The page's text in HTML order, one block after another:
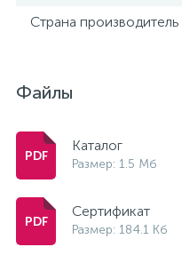
Страна производитель
Файлы
Каталог
Размер: 1.5 Мб
Сертификат
Размер: 184.1 Кб